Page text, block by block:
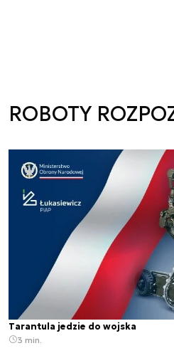
ROBOTY
Tarantula jedzie do wojska
3 min.